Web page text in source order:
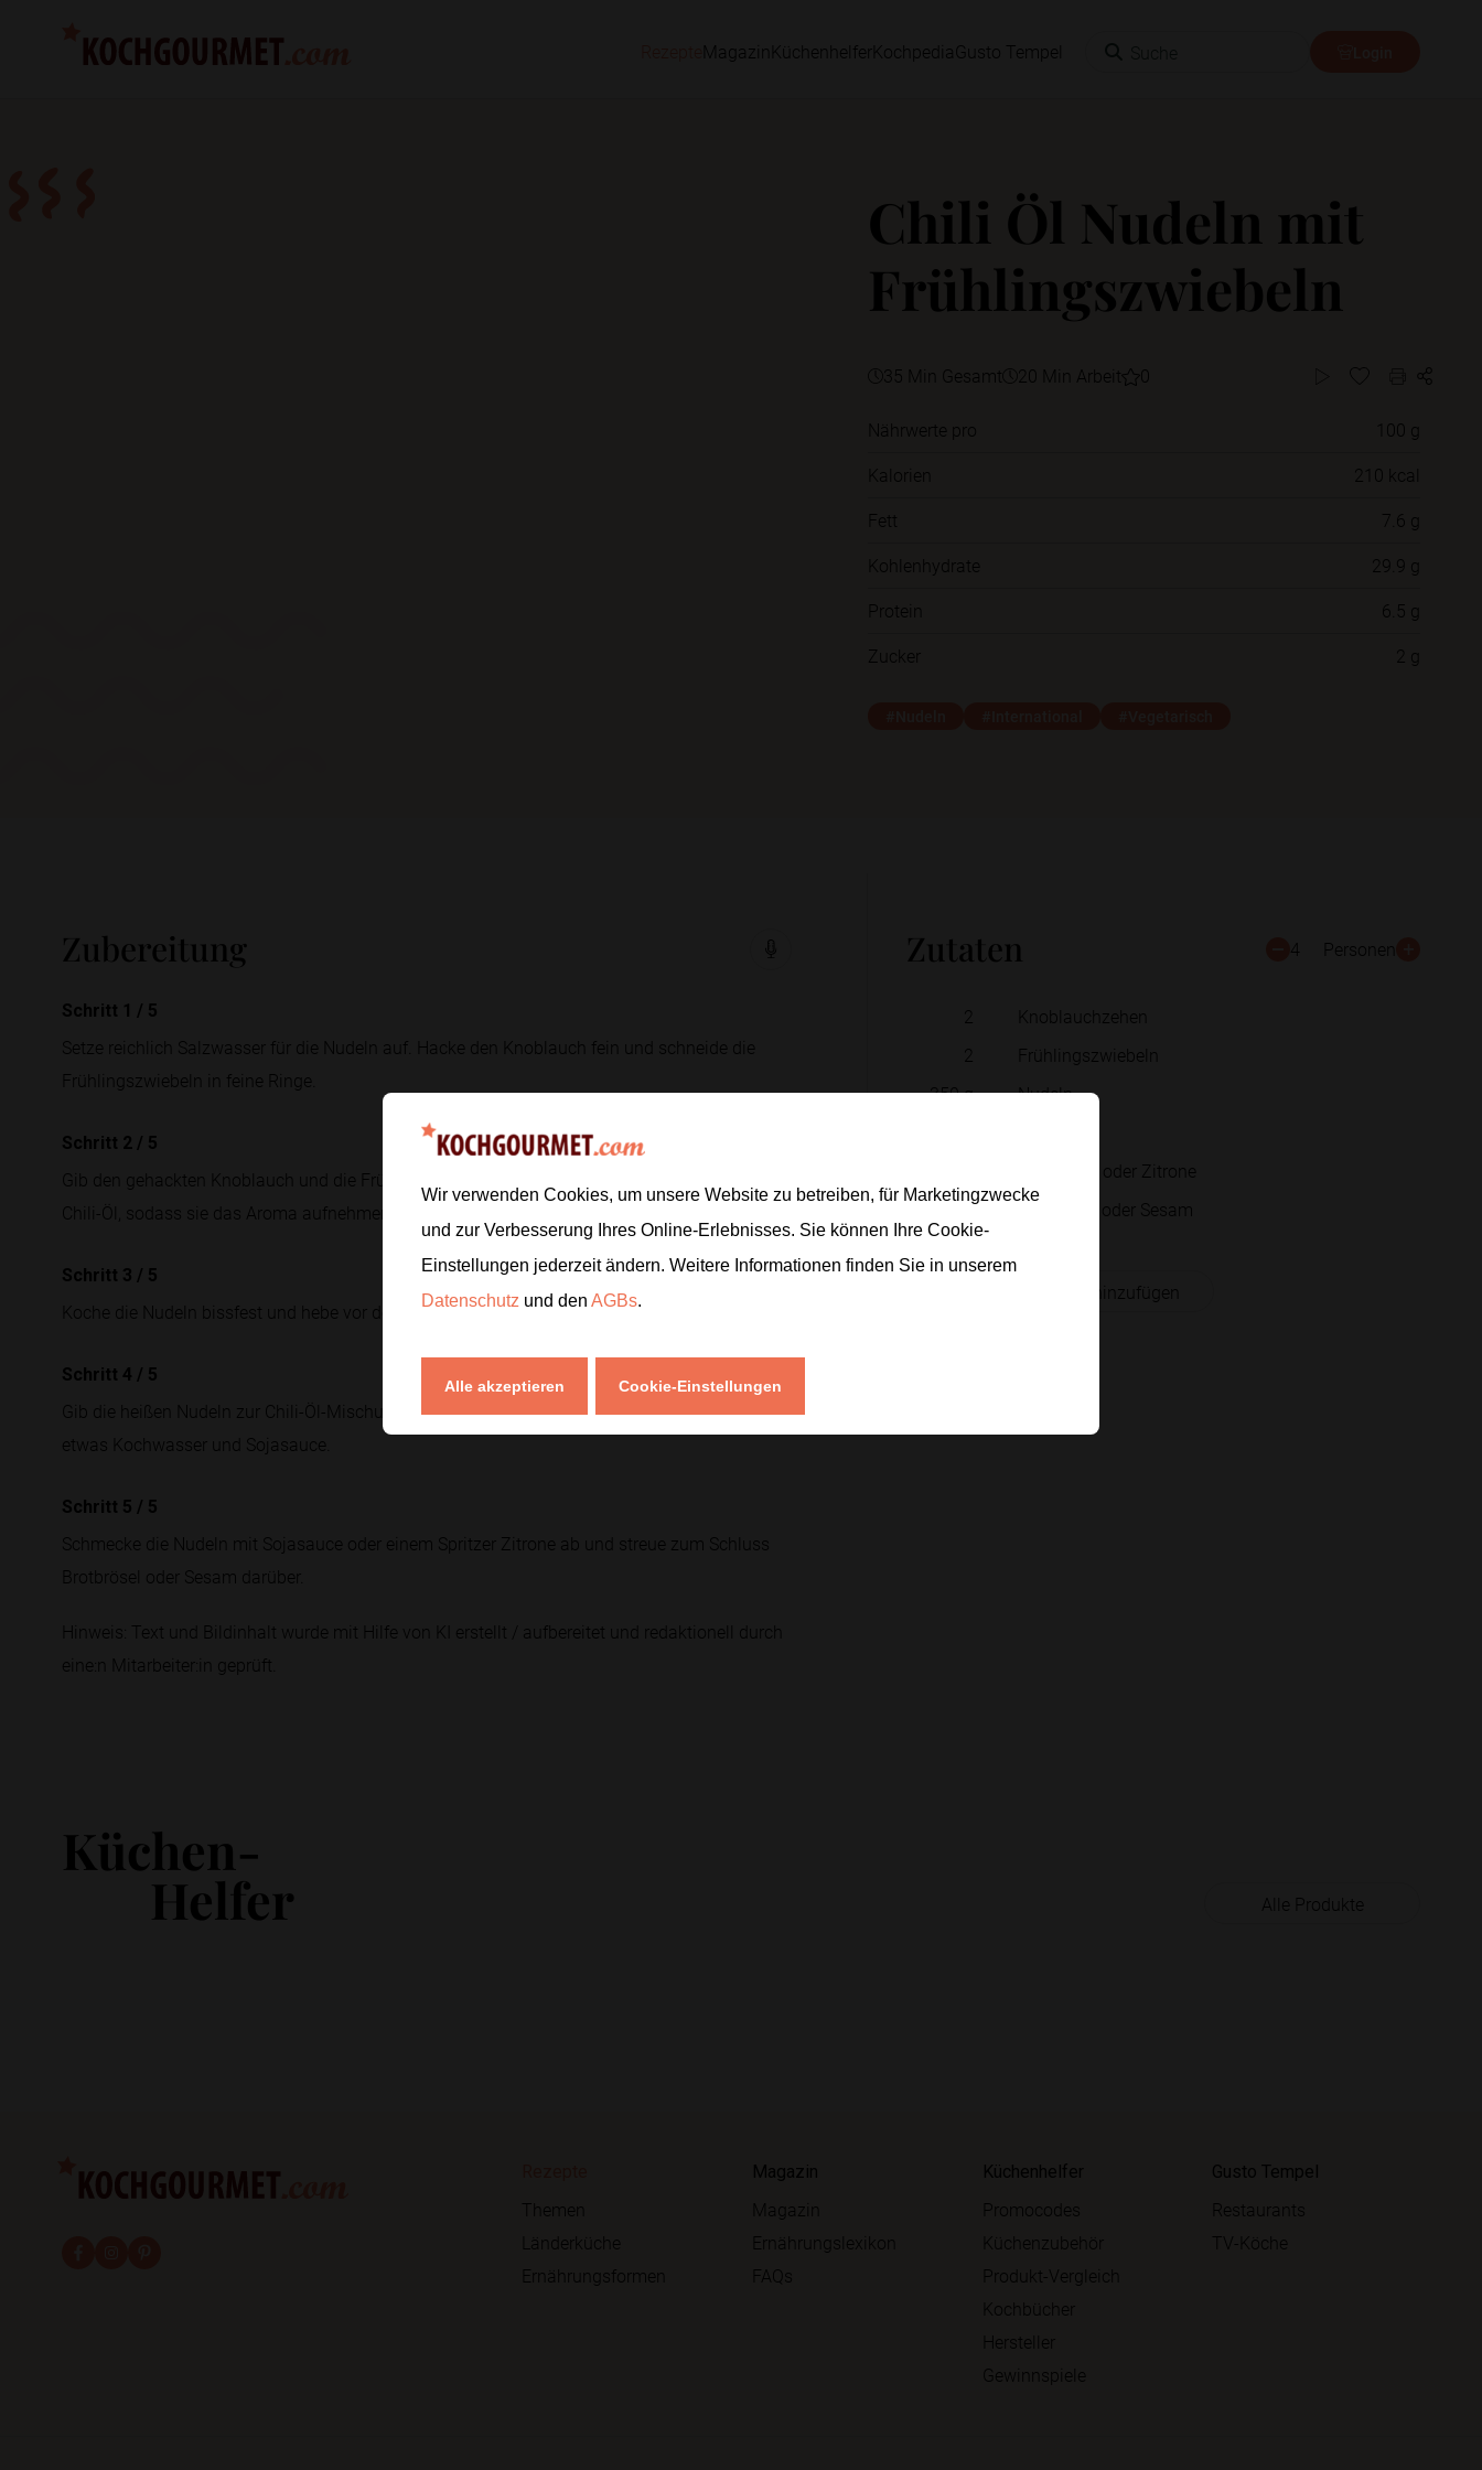
Magazin Küchenhelfer Kochpedia Gusto Tempel
Chili Öl Nudeln mit
Frühlingszwiebeln
35 Min Gesamt 20 Min Arbeit 0
Nährwerte pro
100 g
Kalorien
210 kcal
Fett
7.6 g
Kohlenhydrate
29.9 g
Protein
6.5 g
Zucker
2 g
Zutaten 4 Personen
2
Knoblauchzehen
2
Frühlingszwiebeln
350g
Nudeln
Sojasauce oder Zitrone
g Brotbrösel oder Sesam
Zur Einkaufsliste hinzufügen
Zubereitung
Schritt 1 / 5
Setze reichlich Salzwasser für die Nudeln auf. Hacke den Knoblauch fein und schneide die
Frühlingszwiebeln in feine Ringe.
Schritt 2 / 5
Gib den gehackten Knoblauch und die Frühlingszwiebeln in eine hitzefeste Schüssel zum
Chili-Öl, sodass sie das Aroma aufnehmen.
Schritt 3 / 5
Koche die Nudeln bissfest und hebe vor dem Abgießen etwas Kochwasser auf.
Schritt 4 / 5
Gib die heißen Nudeln zur Chili-Öl-Mischung, schwenke alles durch und löse es bei Bedarf mit
etwas Kochwasser und Sojasauce.
Schritt 5 / 5
Schmecke die Nudeln mit Sojasauce oder einem Spritzer Zitrone ab und streue zum Schluss
Brotbrösel oder Sesam darüber.
Hinweis: Text und Bildinhalt wurde mit Hilfe von KI erstellt / aufbereitet und redaktionell durch
eine:n Mitarbeiter:in geprüft.
Küchen-
Helfer Alle Produkte
Themen
Länderküche
Ernährungsformen
Magazin
Magazin
Ernährungslexikon
FAQs
Küchenhelfer
Promocodes
Küchenzubehör
Produkt-Vergleich
Kochbücher
Hersteller
Gewinnspiele
Gusto Tempel
Restaurants
TV-Köche
Wir verwenden Cookies, um unsere Website zu betreiben, für Marketingzwecke
und zur Verbesserung Ihres Online-Erlebnisses. Sie können Ihre Cookie-
Einstellungen jederzeit ändern. Weitere Informationen finden Sie in unserem
Datenschutz und den AGBs.
Alle akzeptieren Cookie-Einstellungen